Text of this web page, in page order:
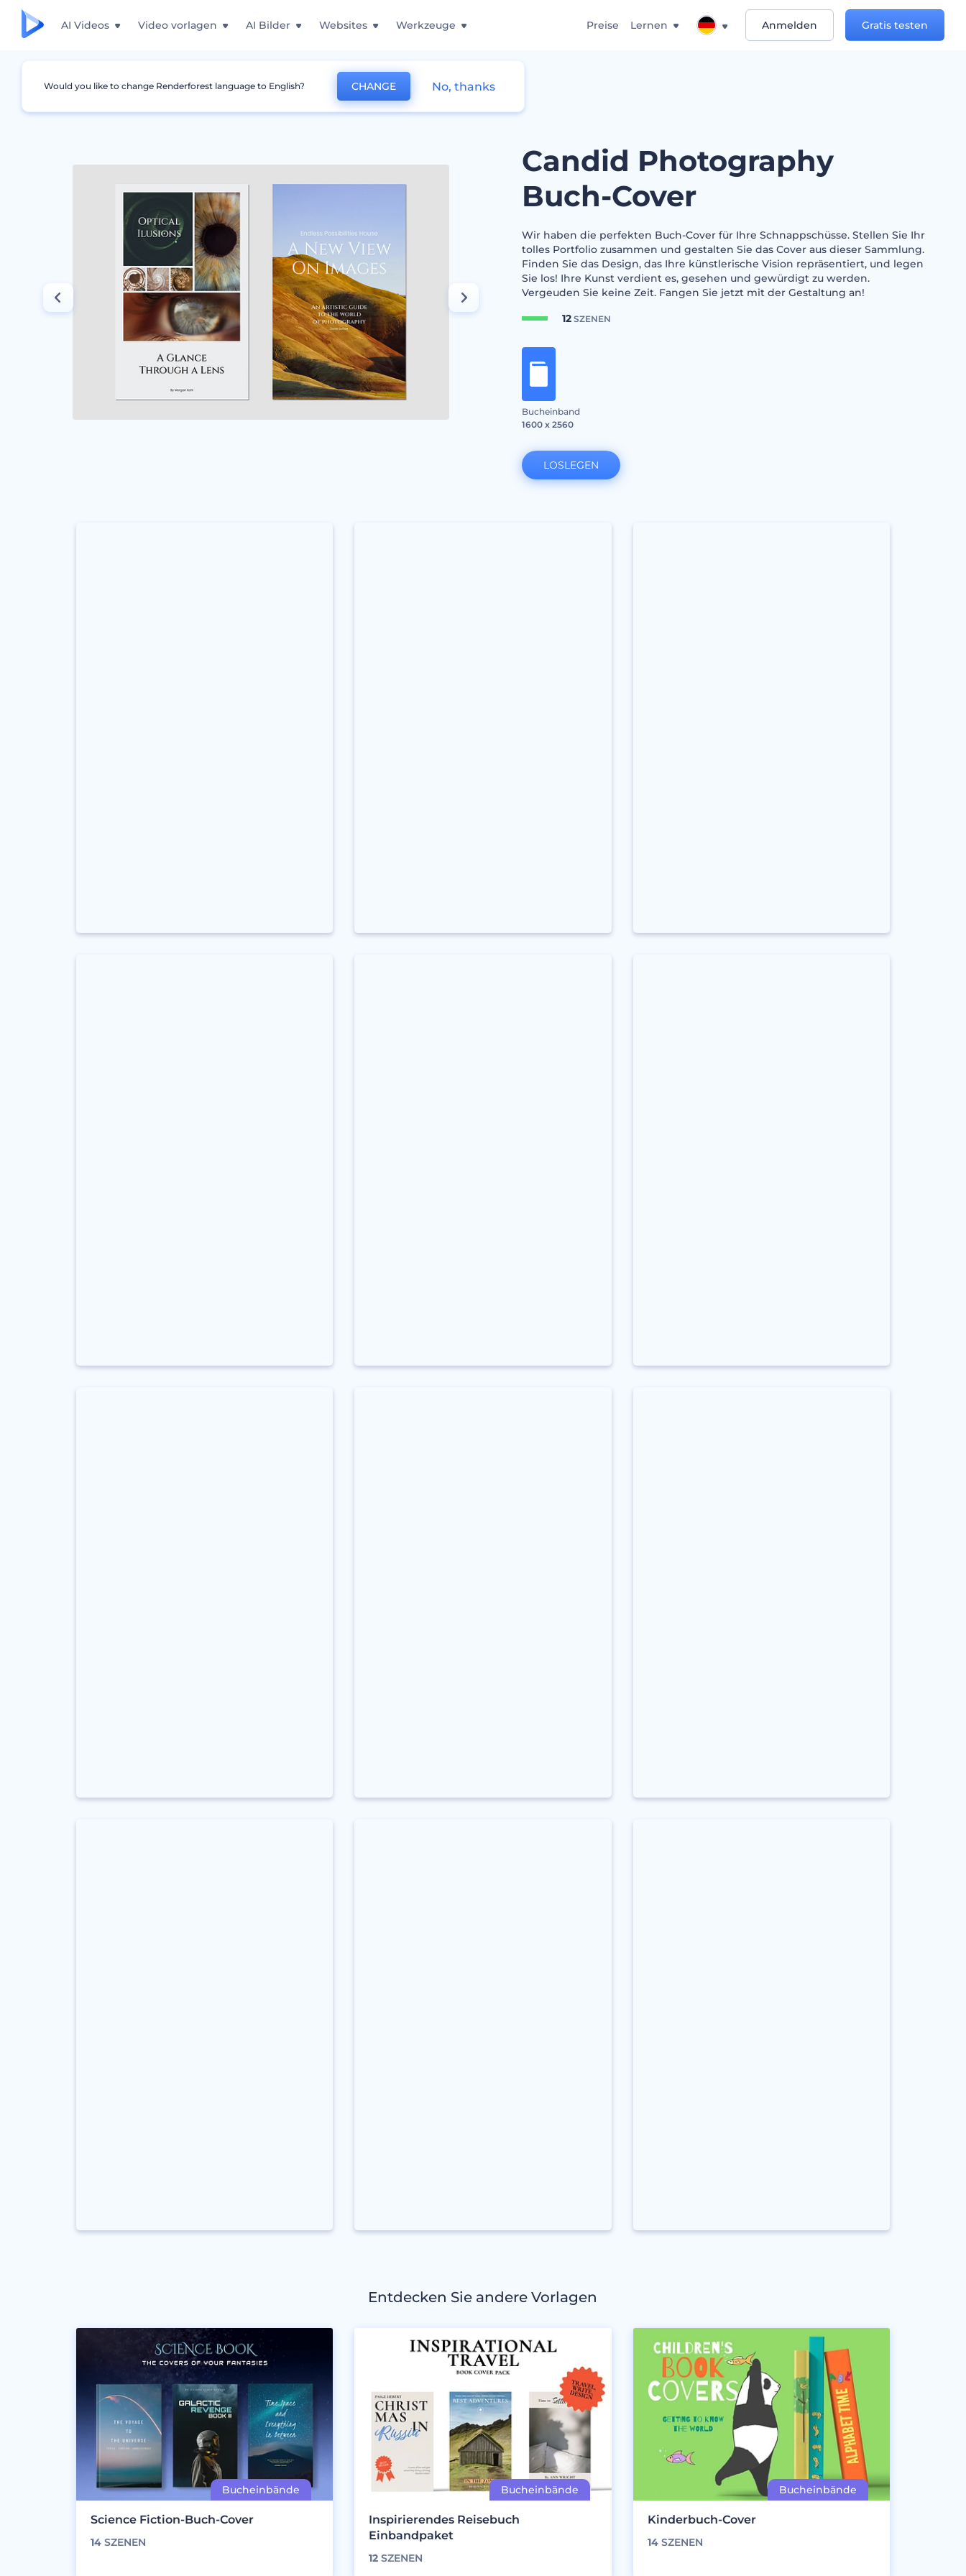
AI Videos Video vorlagen AI Bilder Websites Werkzeuge Preise Lernen Anmelden Gratis testen
Grafiken Bucheinbände Candid Photography Buch-Cover
Candid Photography
Buch-Cover
Wir haben die perfekten Buch-Cover für Ihre Schnappschüsse. Stellen Sie Ihr
tolles Portfolio zusammen und gestalten Sie das Cover aus dieser Sammlung.
Finden Sie das Design, das Ihre künstlerische Vision repräsentiert, und legen
Sie los! Ihre Kunst verdient es, gesehen und gewürdigt zu werden.
Vergeuden Sie keine Zeit. Fangen Sie jetzt mit der Gestaltung an!
12SZENEN
Bucheinband
1600 x 2560
LOSLEGEN
Entdecken Sie andere Vorlagen
Science Fiction-Buch-Cover
14 SZENEN
Inspirierendes Reisebuch
Einbandpaket
12 SZENEN
Kinderbuch-Cover
14SZENEN
Would you like to change Renderforest language to English? CHANGE No, thanks